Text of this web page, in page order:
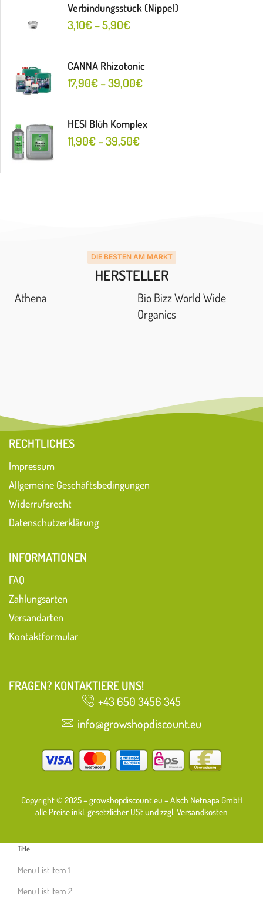
Verbindungsstück (Nippel)
3,10€–5,90€
CANNA Rhizotonic
17,90€–39,00€
HESI Blüh Komplex
11,90€–39,50€
DIE BESTEN AM MARKT
HERSTELLER
Athena
Bio Bizz World Wide
Organics
RECHTLICHES
Impressum
Allgemeine Geschäftsbedingungen
Widerrufsrecht
Datenschutzerklärung
INFORMATIONEN
FAQ
Zahlungsarten
Versandarten
Kontaktformular
FRAGEN? KONTAKTIERE UNS!
+43 650 3456 345
info@growshopdiscount.eu
Copyright © 2025 – growshopdiscount.eu – Alsch Netnapa GmbH
alle Preise inkl. gesetzlicher USt und zzgl. Versandkosten
Title
Menu List Item 1
Menu List Item 2